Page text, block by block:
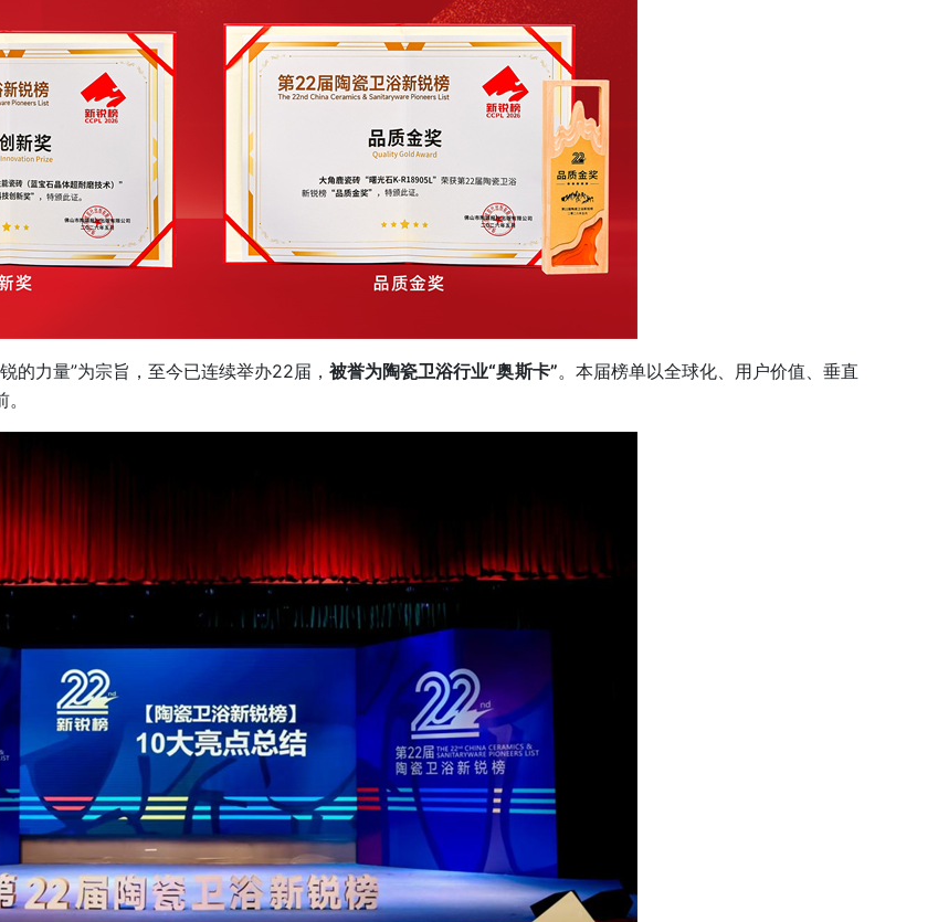
的力量”为宗旨，至今已连续举办22届，被誉为陶瓷卫浴行业“奥斯卡”。本届榜单以全球化、用户价值、垂直